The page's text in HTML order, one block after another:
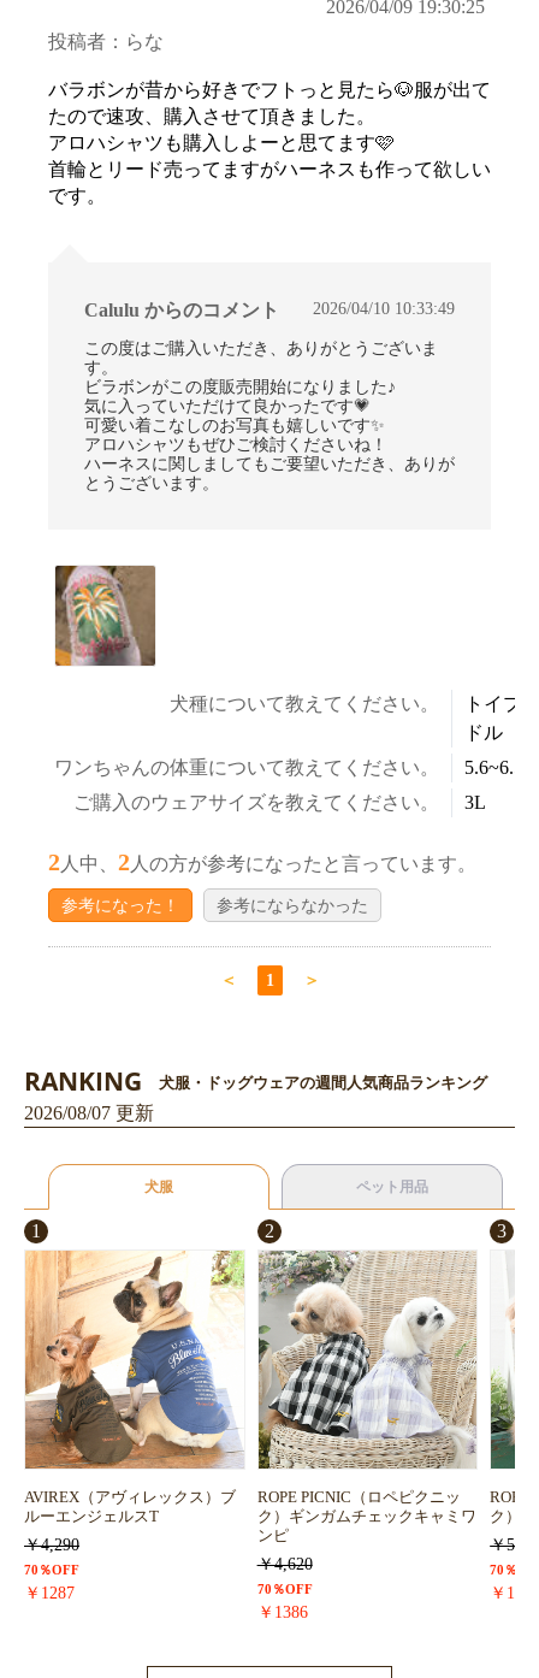
お買い物を続ける カートへ進む
2026/04/09 19:30:25
投稿者：らな
バラボンが昔から好きでフトっと見たら🐶服が出て
たので速攻、購入させて頂きました。
アロハシャツも購入しよーと思てます🩷
首輪とリード売ってますがハーネスも作って欲しい
です。
Calulu からのコメント 2026/04/10 10:33:49
この度はご購入いただき、ありがとうございま
す。
ビラボンがこの度販売開始になりました♪
気に入っていただけて良かったです💗
可愛い着こなしのお写真も嬉しいです✨
アロハシャツもぜひご検討くださいね！
ハーネスに関しましてもご要望いただき、ありが
とうございます。
犬種について教えてください。
トイプ
ドル
ワンちゃんの体重について教えてください。
ご購入のウェアサイズを教えてください。
3L
2 人中、 2 人の方が参考になったと言っています。
参考になった！ 参考にならなかった
＜ 1 ＞
RANKING 犬服・ドッグウェアの週間人気商品ランキング
2026/08/07 更新
犬服 ペット用品
1
AVIREX（アヴィレックス）ブ
ルーエンジェルスT
￥4,290
70％OFF
￥1287
2
ROPE PICNIC（ロペピクニッ
ク）ギンガムチェックキャミワ
ンピ
￥4,620
70％OFF
￥1386
3
ROPE
ク）
￥
70％
￥